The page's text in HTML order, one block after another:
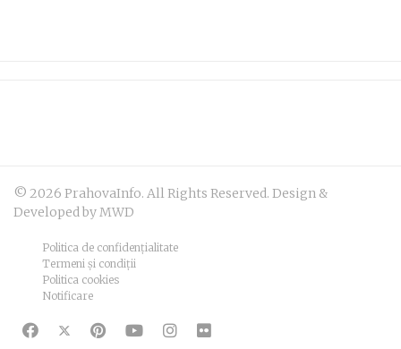
© 2026 PrahovaInfo. All Rights Reserved. Design &
Developed by MWD
Politica de confidențialitate
Termeni și condiții
Politica cookies
Notificare